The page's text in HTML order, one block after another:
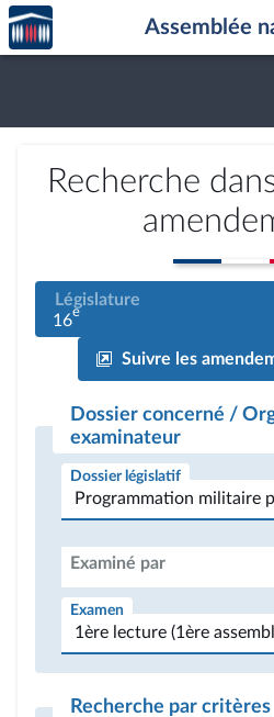
Aller au contenu
Aller en bas de la page
Accèder
à la
page
Assemblée
Recherche
Législature
16e
Suivre les
Dossier concerné /
examinateur
Dossier législatif
Examiné par
Examen
Recherche par critères